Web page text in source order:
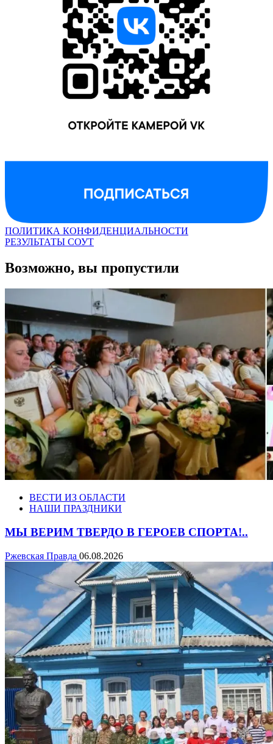
ПОЛИТИКА КОНФИДЕНЦИАЛЬНОСТИ
РЕЗУЛЬТАТЫ СОУТ
Возможно, вы пропустили
ВЕСТИ ИЗ ОБЛАСТИ
НАШИ ПРАЗДНИКИ
МЫ ВЕРИМ ТВЕРДО В ГЕРОЕВ СПОРТА!..
Ржевская Правда 06.08.2026